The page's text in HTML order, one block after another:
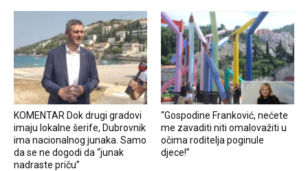
KOMENTAR Dok drugi gradovi
imaju lokalne šerife, Dubrovnik
ima nacionalnog junaka. Samo
da se ne dogodi da “junak
nadraste priču”
“Gospodine Franković, nećete
me zavaditi niti omalovažiti u
očima roditelja poginule
djece!”